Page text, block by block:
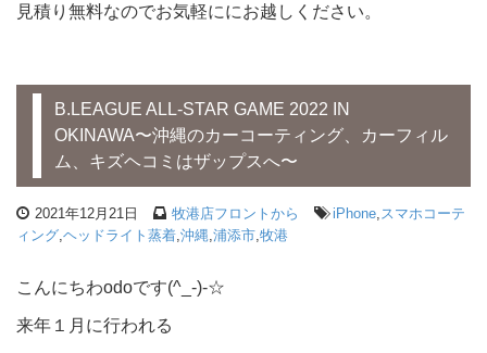
見積り無料なのでお気軽ににお越しください。
B.LEAGUE ALL-STAR GAME 2022 IN
OKINAWA〜沖縄のカーコーティング、カーフィル
ム、キズヘコミはザップスへ〜
2021年12月21日 牧港店フロントから iPhone,スマホコーテ
ィング,ヘッドライト蒸着,沖縄,浦添市,牧港
こんにちわodoです(^_-)-☆
来年１月に行われる